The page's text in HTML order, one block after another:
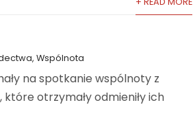
,Wspólnota
na spotkanie wspólnoty z
które otrzymały odmieniły ich